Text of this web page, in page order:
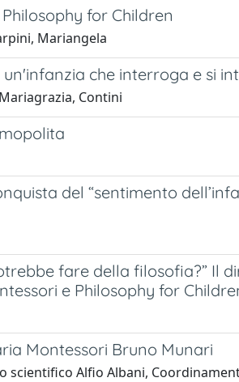
for Children
Mariangela
che interroga e si
Contini
del “sentimento
fare della filosofia?” Il
e Philosophy for
Montessori Bruno Munari
scientifico Alfio Albani,